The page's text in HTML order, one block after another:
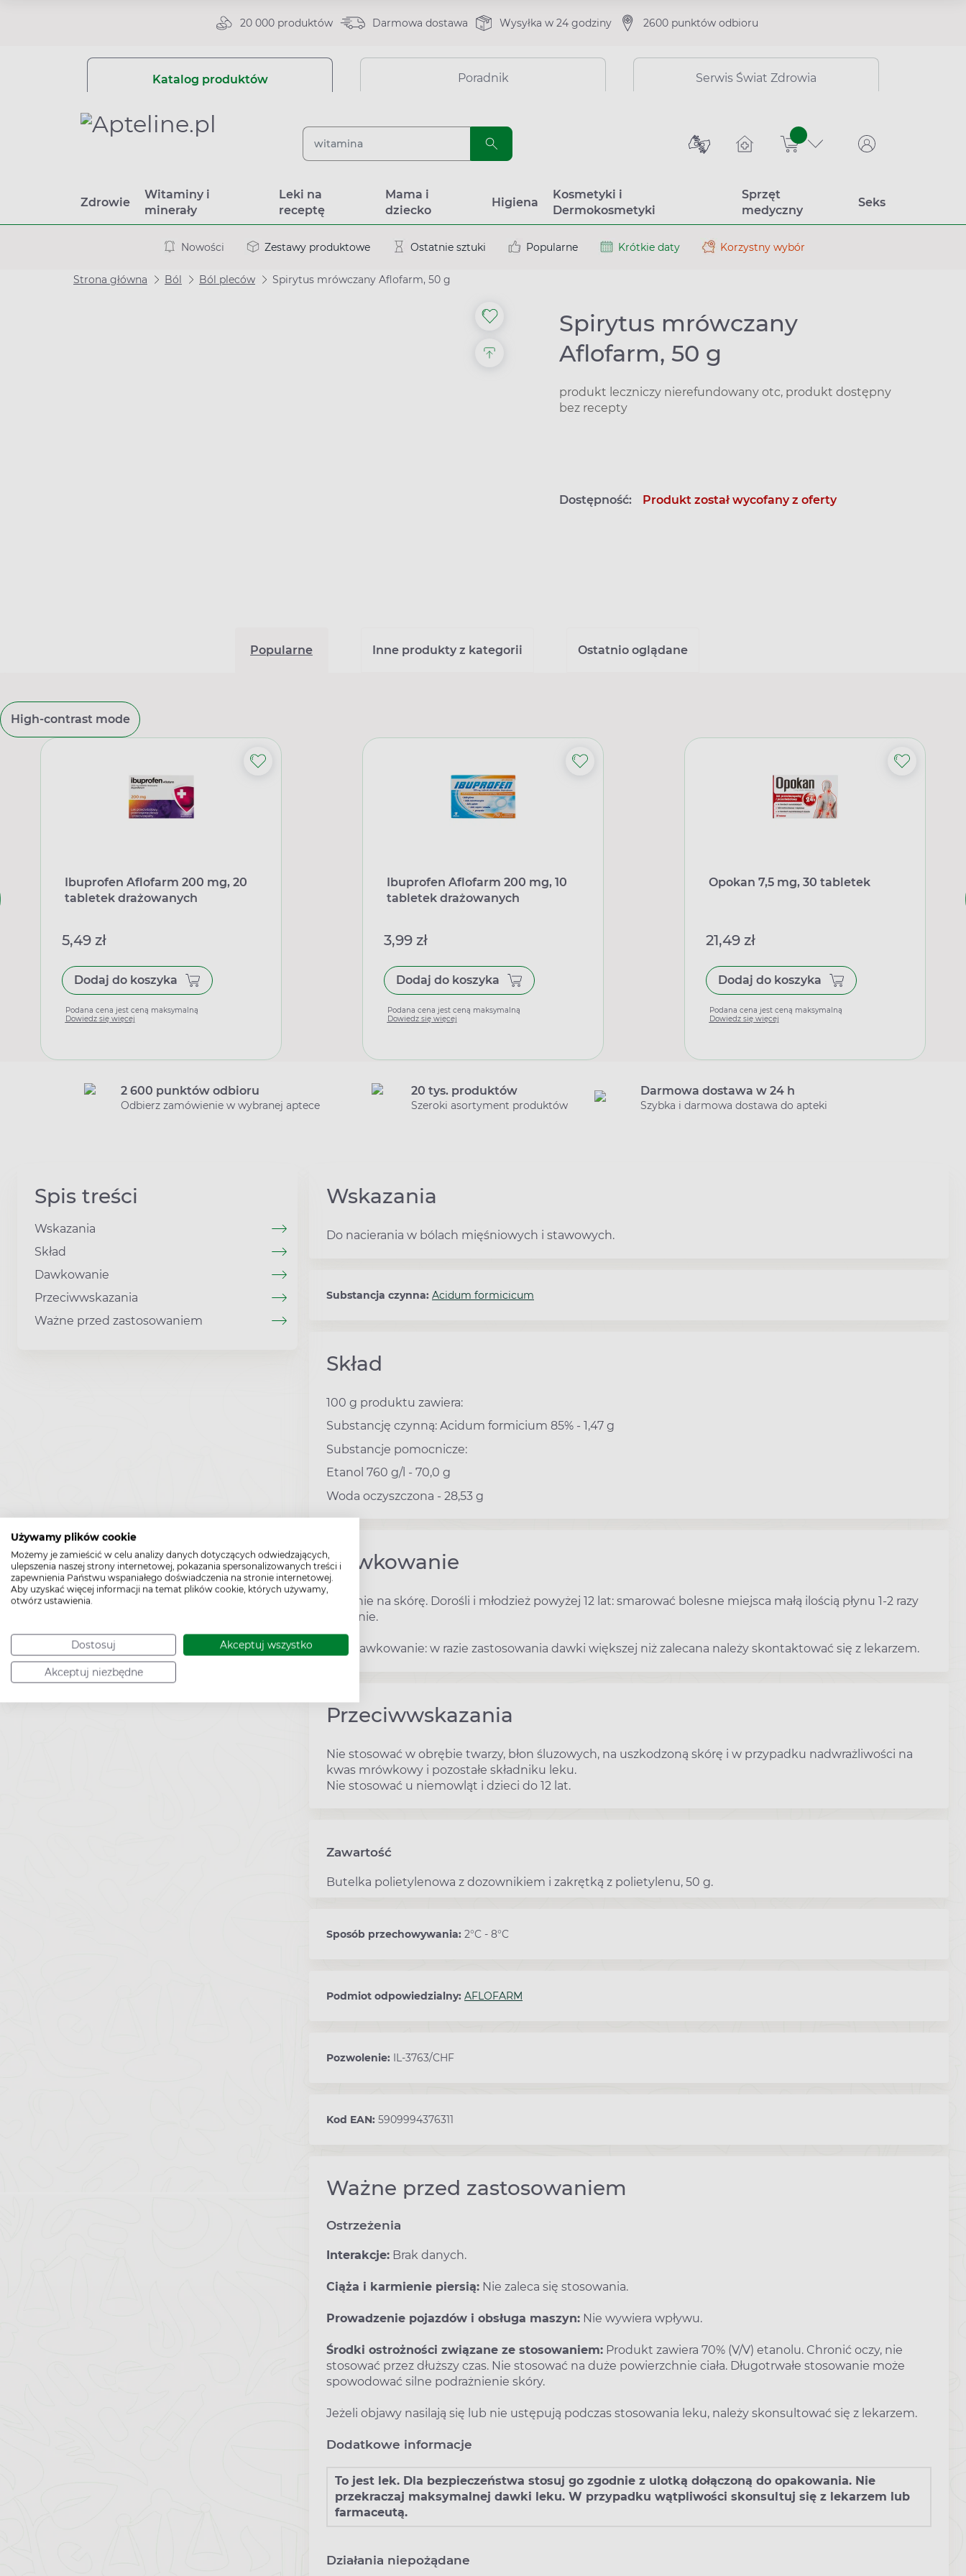
Używamy plików cookie
Możemy je zamieścić w celu analizy danych dotyczących odwiedzających,
ulepszenia naszej strony internetowej, pokazania spersonalizowanych treści i
zapewnienia Państwu wspaniałego doświadczenia na stronie internetowej.
Aby uzyskać więcej informacji na temat plików cookie, których używamy,
otwórz ustawienia.
Dostosuj Akceptuj wszystko
Akceptuj niezbędne
20 000 produktów Darmowa dostawa Wysyłka w 24 godziny 2600 punktów odbioru
Katalog produktów Poradnik Serwis Świat Zdrowia
sztuk
Zdrowie
Witaminy i
minerały
Leki na
receptę
Mama i
dziecko
Higiena
Kosmetyki i
Dermokosmetyki
Sprzęt
medyczny
Seks
Nowości Zestawy produktowe Ostatnie sztuki Popularne Krótkie daty Korzystny wybór
Strona główna Ból Ból pleców Spirytus mrówczany Aflofarm, 50 g
Spirytus mrówczany
Aflofarm, 50 g
produkt leczniczy nierefundowany otc, produkt dostępny
bez recepty
Dostępność: Produkt został wycofany z oferty
Popularne Inne produkty z kategorii Ostatnio oglądane
High-contrast mode
Ibuprofen Aflofarm 200 mg, 20
tabletek drażowanych
5,49 zł
Dodaj do koszyka
Podana cena jest ceną maksymalną
Dowiedz się więcej
Ibuprofen Aflofarm 200 mg, 10
tabletek drażowanych
3,99 zł
Dodaj do koszyka
Podana cena jest ceną maksymalną
Dowiedz się więcej
Opokan 7,5 mg, 30 tabletek
21,49 zł
Dodaj do koszyka
Podana cena jest ceną maksymalną
Dowiedz się więcej
2 600 punktów odbioru
Odbierz zamówienie w wybranej aptece
20 tys. produktów
Szeroki asortyment produktów
Darmowa dostawa w 24 h
Szybka i darmowa dostawa do apteki
Spis treści
Wskazania
Skład
Dawkowanie
Przeciwwskazania
Ważne przed zastosowaniem
Wskazania
Do nacierania w bólach mięśniowych i stawowych.
Substancja czynna: Acidum formicicum
Skład
100 g produktu zawiera:
Substancję czynną: Acidum formicium 85% - 1,47 g
Substancje pomocnicze:
Etanol 760 g/l - 70,0 g
Woda oczyszczona - 28,53 g
Dawkowanie
Podanie na skórę. Dorośli i młodzież powyżej 12 lat: smarować bolesne miejsca małą ilością płynu 1-2 razy
dziennie.
Przedawkowanie: w razie zastosowania dawki większej niż zalecana należy skontaktować się z lekarzem.
Przeciwwskazania
Nie stosować w obrębie twarzy, błon śluzowych, na uszkodzoną skórę i w przypadku nadwrażliwości na
kwas mrówkowy i pozostałe składniku leku.
Nie stosować u niemowląt i dzieci do 12 lat.
Zawartość
Butelka polietylenowa z dozownikiem i zakrętką z polietylenu, 50 g.
Sposób przechowywania: 2°C - 8°C
Podmiot odpowiedzialny: AFLOFARM
Pozwolenie: IL-3763/CHF
Kod EAN: 5909994376311
Ważne przed zastosowaniem
Ostrzeżenia
Interakcje: Brak danych.
Ciąża i karmienie piersią: Nie zaleca się stosowania.
Prowadzenie pojazdów i obsługa maszyn: Nie wywiera wpływu.
Środki ostrożności związane ze stosowaniem: Produkt zawiera 70% (V/V) etanolu. Chronić oczy, nie
stosować przez dłuższy czas. Nie stosować na duże powierzchnie ciała. Długotrwałe stosowanie może
spowodować silne podrażnienie skóry.
Jeżeli objawy nasilają się lub nie ustępują podczas stosowania leku, należy skonsultować się z lekarzem.
Dodatkowe informacje
To jest lek. Dla bezpieczeństwa stosuj go zgodnie z ulotką dołączoną do opakowania. Nie
przekraczaj maksymalnej dawki leku. W przypadku wątpliwości skonsultuj się z lekarzem lub
farmaceutą.
Działania niepożądane